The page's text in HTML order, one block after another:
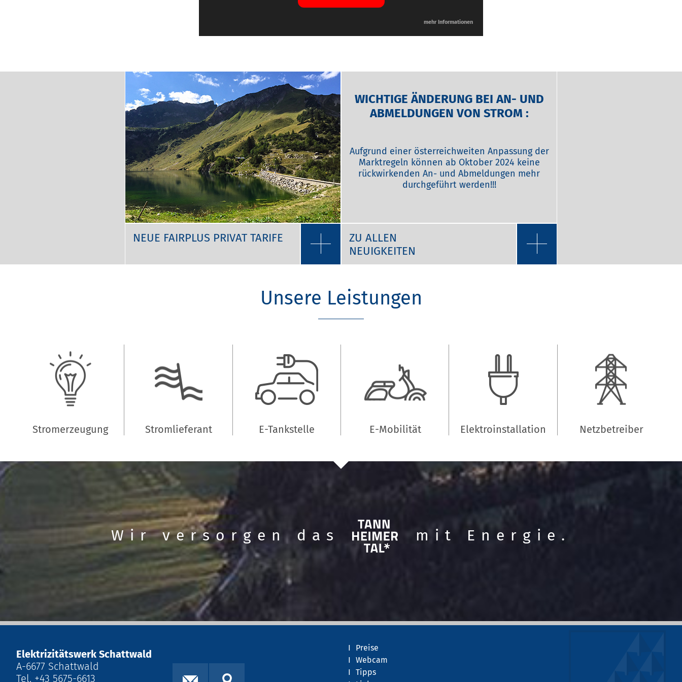
mehr Informationen
Ab 01.01.2018 gelten unsere neuen FairPlus Privat
Tarife!
Bei Fragen stehen wir Ihnen jederzeit gerne zur
Verfügung!
NEUE FAIRPLUS PRIVAT TARIFE
WICHTIGE ÄNDERUNG BEI AN- UND
ABMELDUNGEN VON STROM :
Aufgrund einer österreichweiten Anpassung der
Marktregeln können ab Oktober 2024 keine
rückwirkenden An- und Abmeldungen mehr
durchgeführt werden!!!
ZU ALLEN
NEUIGKEITEN
Unsere Leistungen
Stromerzeugung Stromlieferant E-Tankstelle E-Mobilität Elektroinstallation Netzbetreiber
Wir versorgen das
Tannheimer Tal
mit Energie.
Elektrizitätswerk Schattwald
A-6677 Schattwald
Tel. +43 5675-6613
Preise
Webcam
Tipps